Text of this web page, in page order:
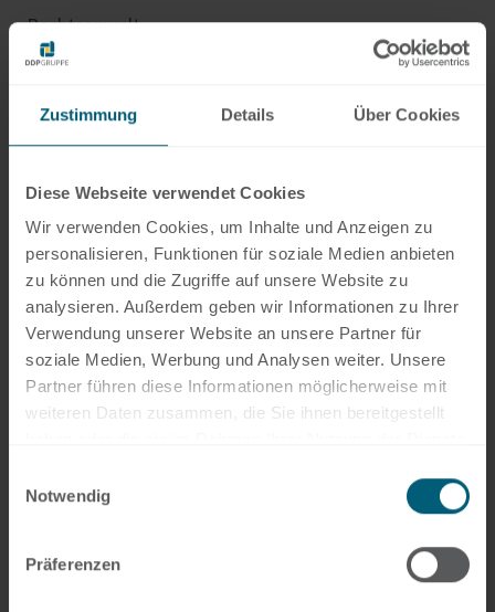
Zustimmung Details Über Cookies
Diese Webseite verwendet Cookies
Wir verwenden Cookies, um Inhalte und Anzeigen zu
personalisieren, Funktionen für soziale Medien anbieten
zu können und die Zugriffe auf unsere Website zu
analysieren. Außerdem geben wir Informationen zu Ihrer
Verwendung unserer Website an unsere Partner für
soziale Medien, Werbung und Analysen weiter. Unsere
Partner führen diese Informationen möglicherweise mit
weiteren Daten zusammen, die Sie ihnen bereitgestellt
Notwendig
Präferenzen
Rechtsanwalt
Koblenz
+49 261 4066-273
christian.hess@ddp-legal.de
Xing
Fachliche Schwerpunkte:
Gesellschaftsrecht
Unternehmensrecht
Erbrecht
Immobilien